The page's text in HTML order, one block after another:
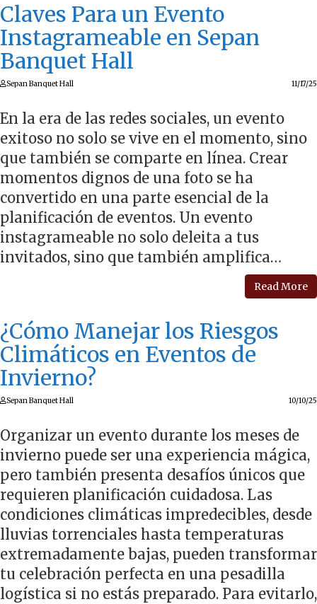
Claves Para un Evento
Instagrameable en Sepan
Banquet Hall
Sepan Banquet Hall 11/17/25
En la era de las redes sociales, un evento
exitoso no solo se vive en el momento, sino
que también se comparte en línea. Crear
momentos dignos de una foto se ha
convertido en una parte esencial de la
planificación de eventos. Un evento
instagrameable no solo deleita a tus
invitados, sino que también amplifica…
Read More
¿Cómo Manejar los Riesgos
Climáticos en Eventos de
Invierno?
Sepan Banquet Hall 10/10/25
Organizar un evento durante los meses de
invierno puede ser una experiencia mágica,
pero también presenta desafíos únicos que
requieren planificación cuidadosa. Las
condiciones climáticas impredecibles, desde
lluvias torrenciales hasta temperaturas
extremadamente bajas, pueden transformar
tu celebración perfecta en una pesadilla
logística si no estás preparado. Para evitarlo,